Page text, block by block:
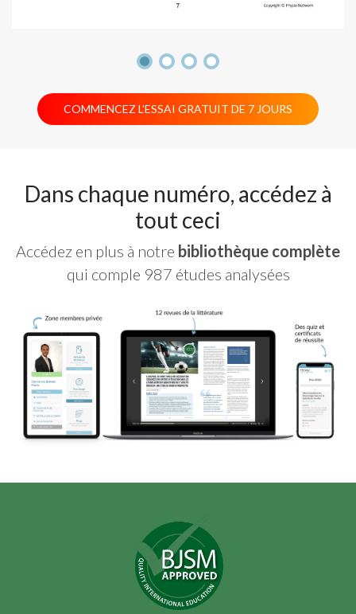
COMMENCEZ L’ESSAI GRATUIT DE 7 JOURS
Dans chaque numéro, accédez à
tout ceci
Accédez en plus à notre bibliothèque complète
qui comple 987 études analysées